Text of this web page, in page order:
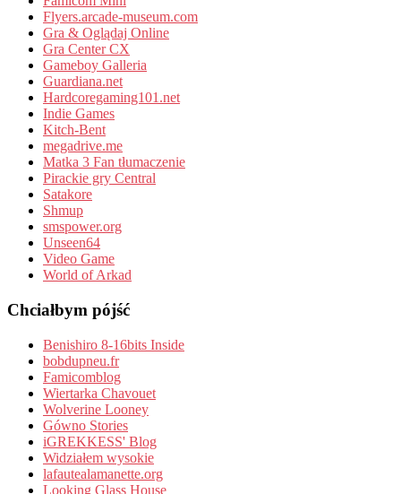
Flyers.arcade-museum.com
Gra & Oglądaj Online
Gra Center CX
Gameboy Galleria
Guardiana.net
Hardcoregaming101.net
Indie Games
Kitch-Bent
megadrive.me
Matka 3 Fan tłumaczenie
Pirackie gry Central
Satakore
Shmup
smspower.org
Unseen64
Video Game
World of Arkad
Chciałbym pójść
Benishiro 8-16bits Inside
bobdupneu.fr
Famicomblog
Wiertarka Chavouet
Wolverine Looney
Gówno Stories
iGREKKESS' Blog
Widziałem wysokie
lafautealamanette.org
Looking Glass House